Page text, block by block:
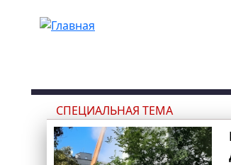
СПЕЦИАЛЬНАЯ ТЕМА